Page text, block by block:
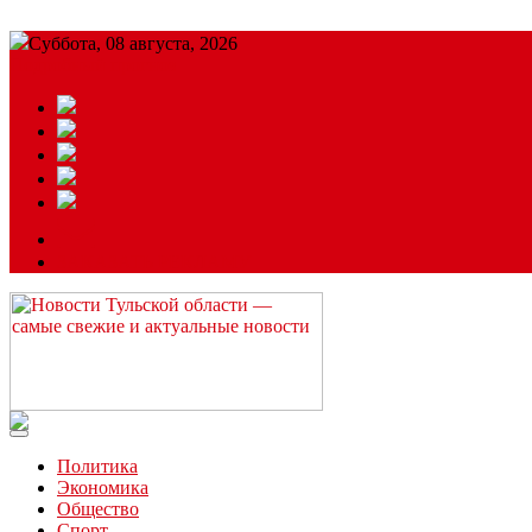
Суббота, 08 августа, 2026
Читайте последние новости дня в Тульской области на сайте
Политика
Экономика
Общество